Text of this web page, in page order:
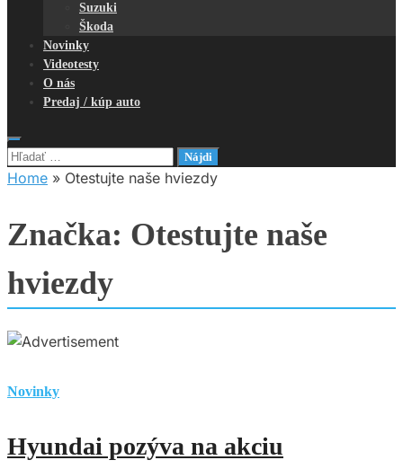
Suzuki
Škoda
Novinky
Videotesty
O nás
Predaj / kúp auto
Hľadať:
Home » Otestujte naše hviezdy
Značka: Otestujte naše
hviezdy
Novinky
Hyundai pozýva na akciu